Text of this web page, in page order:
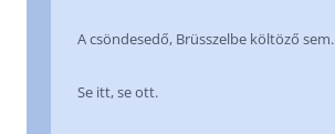
A csöndesedő, Brüsszelbe költöző sem.
Se itt, se ott.